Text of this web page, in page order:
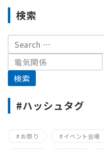
検索
#ハッシュタグ
お祭り イベント会場